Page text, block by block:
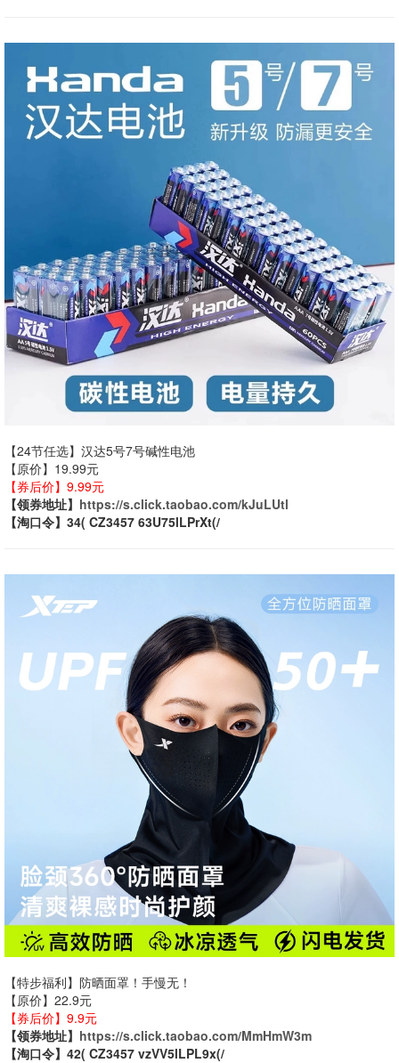
【24节任选】汉达5号7号碱性电池
【原价】19.99元
【券后价】9.99元
【领券地址】 https://s.click.taobao.com/kJuLUtl
【淘口令】34( CZ3457 63U75lLPrXt(/
【特步福利】防晒面罩！手慢无！
【原价】22.9元
【券后价】9.9元
【领券地址】 https://s.click.taobao.com/MmHmW3m
【淘口令】42( CZ3457 vzVV5lLPL9x(/